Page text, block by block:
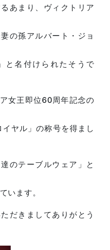
あまり、ヴィクトリア
の孫アルバート・ジョ
と名付けられたそうで
女王即位60周年記念の
ヤル」の称号を得まし
のテーブルウェア」と
います。
だきましてありがとう